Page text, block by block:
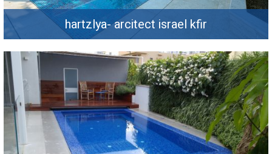
hartzlya- arcitect israel kfir